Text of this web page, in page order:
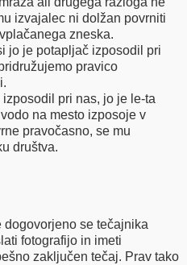
izvajalec ni dolžan povrniti
zneska.
jo je potapljač izposodil pri
pravico
pri nas, jo je le-ta
na mesto izposoje v
pravočasno, se mu
društva.
se tečajnika
fotografijo in imeti
zaključen tečaj. Prav tako